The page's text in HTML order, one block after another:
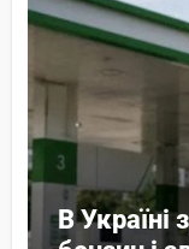
В Україні